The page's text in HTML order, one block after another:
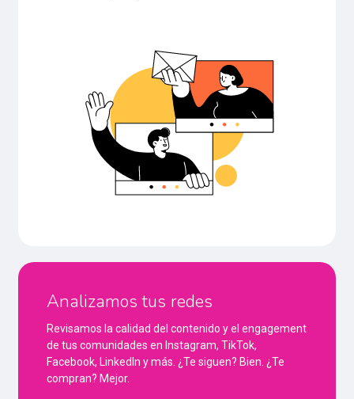
Analizamos tus redes
Revisamos la calidad del contenido y el engagement
de tus comunidades en Instagram, TikTok,
Facebook, LinkedIn y más. ¿Te siguen? Bien. ¿Te
compran? Mejor.